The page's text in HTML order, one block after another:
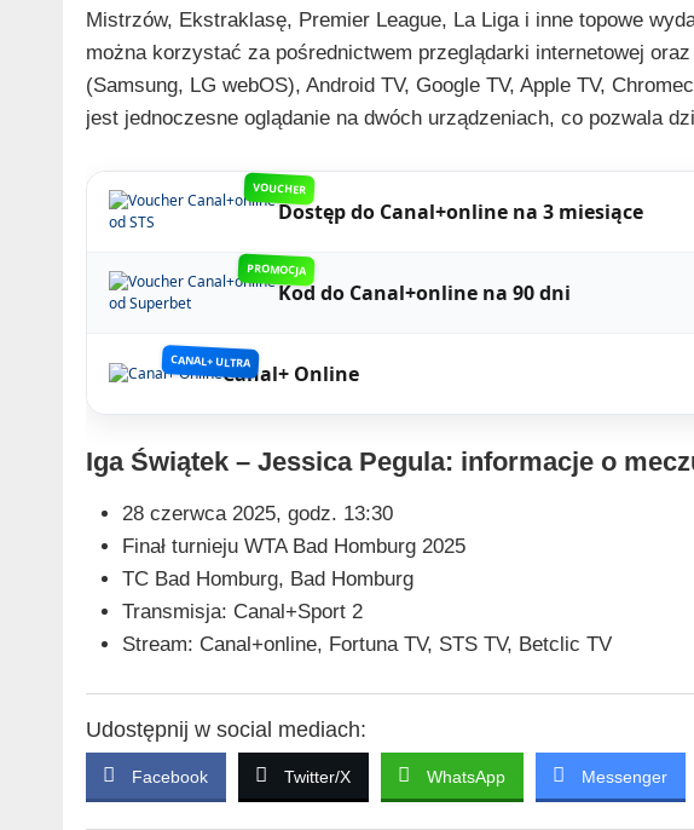
Mistrzów, Ekstraklasę, Premier League, La Liga i inne topowe
można korzystać za pośrednictwem przeglądarki internetowej
(Samsung, LG webOS), Android TV, Google TV, Apple TV,
jest jednoczesne oglądanie na dwóch urządzeniach, co pozwala
VOUCHER
Dostęp do Canal+online na 3 miesiące
PROMOCJA
Kod do Canal+online na 90 dni
CANAL+ ULTRACanal+ Online
Iga Świątek – Jessica Pegula: informacje o
28 czerwca 2025, godz. 13:30
Finał turnieju WTA Bad Homburg 2025
TC Bad Homburg, Bad Homburg
Transmisja: Canal+Sport 2
Stream: Canal+online, Fortuna TV, STS TV, Betclic TV
Udostępnij w social mediach:
Facebook Twitter/X WhatsApp Messenger